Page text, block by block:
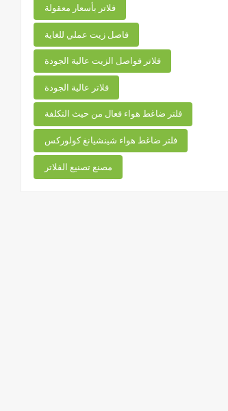
فلاتر بأسعار معقولة
فاصل زيت عملي للغاية
فلاتر فواصل الزيت عالية الجودة
فلاتر عالية الجودة
فلتر ضاغط هواء فعال من حيث التكلفة
فلتر ضاغط هواء شينشيانغ كولوركس
مصنع تصنيع الفلاتر